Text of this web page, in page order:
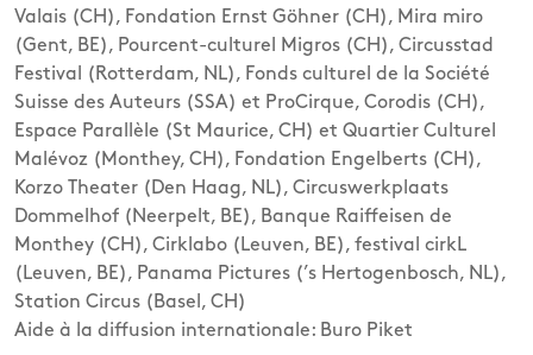
Valais (CH), Fondation Ernst Göhner (CH), Mira miro
(Gent, BE), Pourcent-culturel Migros (CH), Circusstad
Festival (Rotterdam, NL), Fonds culturel de la Société
Suisse des Auteurs (SSA) et ProCirque, Corodis (CH),
Espace Parallèle (St Maurice, CH) et Quartier Culturel
Malévoz (Monthey, CH), Fondation Engelberts (CH),
Korzo Theater (Den Haag, NL), Circuswerkplaats
Dommelhof (Neerpelt, BE), Banque Raiffeisen de
Monthey (CH), Cirklabo (Leuven, BE), festival cirkL
(Leuven, BE), Panama Pictures (’s Hertogenbosch, NL),
Station Circus (Basel, CH)
Aide à la diffusion internationale: Buro Piket